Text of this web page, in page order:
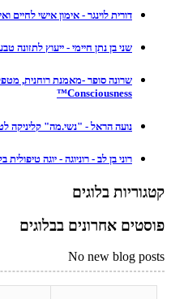
דורית לוינגר - אימון אישי לחיים
שני בן נתן חיימי - ייעוץ לתזונה
Consciousness™
נועה הראל - "נשי.מה" קליניקה
רוני בן לב - רוניוגה - יוגה
קטגוריות בלוגים
פוסטים אחרונים בבלוגים
No new blog posts